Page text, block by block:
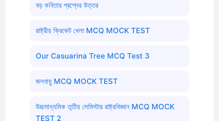
বড় কবিতার প্রশ্নের উত্তর
রাষ্ট্রীয় ক্রিকেট খেলা MCQ MOCK TEST
Our Casuarina Tree MCQ Test 3
জলবায়ু MCQ MOCK TEST
উচ্চমাধ্যমিক তৃতীয় সেমিস্টার রাষ্ট্রবিজ্ঞান MCQ MOCK
TEST 2